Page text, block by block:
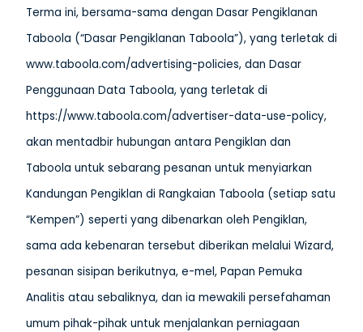
Terma ini, bersama-sama dengan Dasar Pengiklanan
Taboola (“Dasar Pengiklanan Taboola”), yang terletak di
www.taboola.com/advertising-policies, dan Dasar
Penggunaan Data Taboola, yang terletak di
https://www.taboola.com/advertiser-data-use-policy,
akan mentadbir hubungan antara Pengiklan dan
Taboola untuk sebarang pesanan untuk menyiarkan
Kandungan Pengiklan di Rangkaian Taboola (setiap satu
“Kempen”) seperti yang dibenarkan oleh Pengiklan,
sama ada kebenaran tersebut diberikan melalui Wizard,
pesanan sisipan berikutnya, e-mel, Papan Pemuka
Analitis atau sebaliknya, dan ia mewakili persefahaman
umum pihak-pihak untuk menjalankan perniagaan